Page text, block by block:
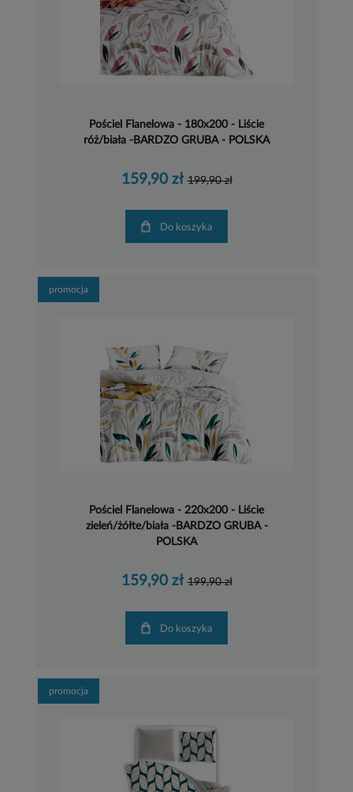
Pościel Flanelowa - 180x200 - Liście
róż/biała -BARDZO GRUBA - POLSKA
159,90 zł 199,90 zł
Do koszyka
Pościel Flanelowa - 220x200 - Liście
zieleń/żółte/biała -BARDZO GRUBA -
POLSKA
159,90 zł 199,90 zł
Do koszyka
promocja
promocja